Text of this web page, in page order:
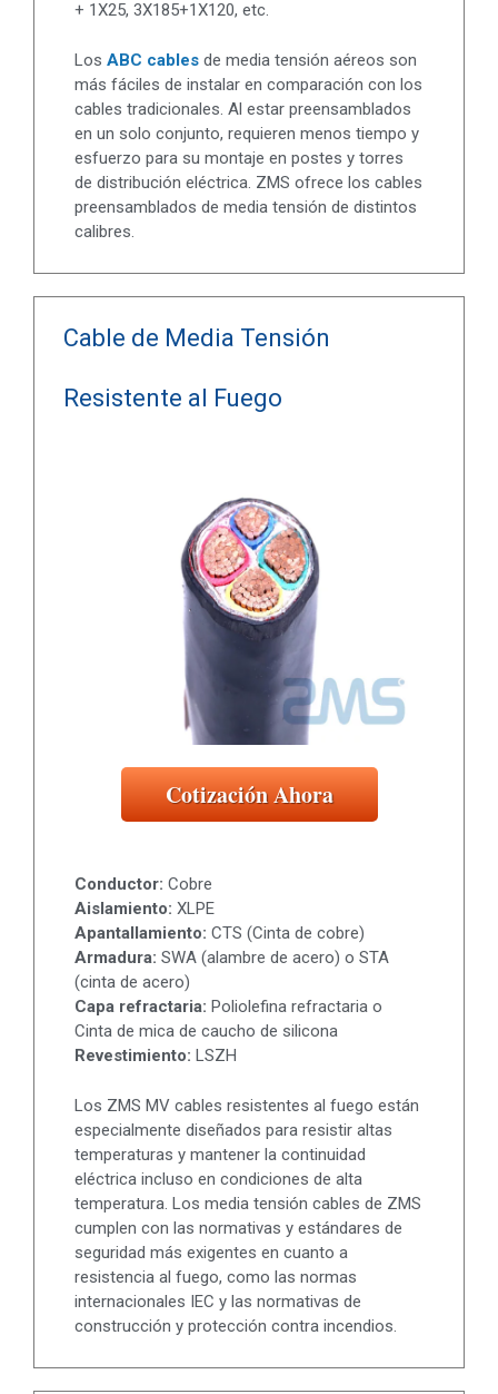
+ 1X25, 3X185+1X120, etc.
Los ABC cables de media tensión aéreos son
más fáciles de instalar en comparación con los
cables tradicionales. Al estar preensamblados
en un solo conjunto, requieren menos tiempo y
esfuerzo para su montaje en postes y torres
de distribución eléctrica. ZMS ofrece los cables
preensamblados de media tensión de distintos
calibres.
Cable de Media Tensión
Resistente al Fuego
Cotización Ahora
Conductor: Cobre
Aislamiento: XLPE
Apantallamiento: CTS (Cinta de cobre)
Armadura: SWA (alambre de acero) o STA
(cinta de acero)
Capa refractaria: Poliolefina refractaria o
Cinta de mica de caucho de silicona
Revestimiento: LSZH
Los ZMS MV cables resistentes al fuego están
especialmente diseñados para resistir altas
temperaturas y mantener la continuidad
eléctrica incluso en condiciones de alta
temperatura. Los media tensión cables de ZMS
cumplen con las normativas y estándares de
seguridad más exigentes en cuanto a
resistencia al fuego, como las normas
internacionales IEC y las normativas de
construcción y protección contra incendios.